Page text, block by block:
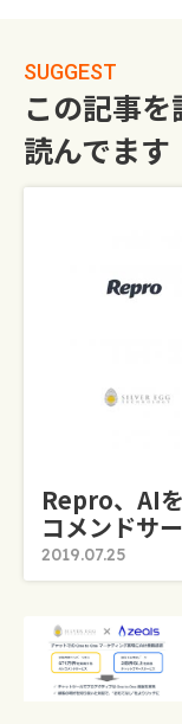
SUGGEST
この記事
読んでます
Repro、AI
コメンドサ
2019.07.25